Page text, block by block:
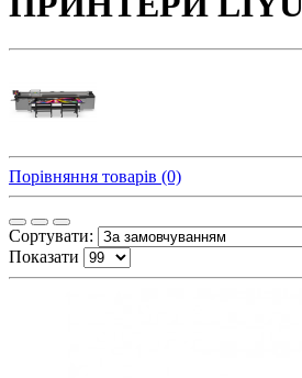
Порівняння товарів (0)
Сортувати:
Показати